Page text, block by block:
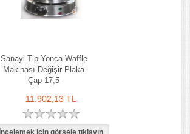
Sanayi Tip Yonca Waffle
Makinası Değişir Plaka
Çap 17,5
11.902,13 TL